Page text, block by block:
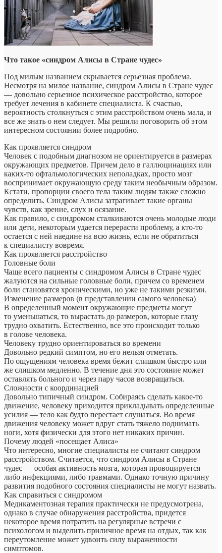
Что такое «синдром Алисы в Стране чудес»
Под милым названием скрывается серьезная проблема.
Несмотря на милое название, синдром Алисы в Стране чудес
— довольно серьезное психическое расстройство, которое
требует лечения в кабинете специалиста. К счастью,
вероятность столкнуться с этим расстройством очень мала, и
все же знать о нем следует. Мы решили поговорить об этом
интересном состоянии более подробно.
Как проявляется синдром
Человек с подобным диагнозом не ориентируется в размерах
окружающих предметов. Причем дело в галлюцинациях или
каких-то офтальмологических неполадках, просто мозг
воспринимает окружающую среду таким необычным образом.
Кстати, пропорции своего тела таким людям также сложно
определить. Синдром Алисы затрагивает такие органы
чувств, как зрение, слух и осязание.
Как правило, с синдромом сталкиваются очень молодые люди
или дети, некоторым удается перерасти проблему, а кто-то
остается с ней наедине на всю жизнь, если не обратиться
к специалисту вовремя.
Как проявляется расстройство
Головные боли
Чаще всего пациенты с синдромом Алисы в Стране чудес
жалуются на сильные головные боли, причем со временем
боли становятся хроническими, но уже не такими резкими.
Изменение размеров (в представлении самого человека)
В определенный момент окружающие предметы могут
то уменьшаться, то вырастать до размеров, которые глазу
трудно охватить. Естественно, все это происходит только
в голове человека.
Человеку трудно ориентироваться во времени
Довольно редкий симптом, но его нельзя отметать.
По ощущениям человека время бежит слишком быстро или
же слишком медленно. В течение дня это состояние может
оставлять больного и через пару часов возвращаться.
Сложности с координацией
Довольно типичный синдром. Собираясь сделать какое-то
движение, человеку приходится прикладывать определенные
усилия — тело как будто перестает слушаться. Во время
движения человеку может вдруг стать тяжело поднимать
ноги, хотя физически для этого нет никаких причин.
Почему людей «посещает Алиса»
Что интересно, многие специалисты не считают синдром
расстройством. Считается, что синдром Алисы в Стране
чудес — особая активность мозга, которая провоцируется
либо инфекциями, либо травмами. Однако точную причину
развития подобного состояния специалисты не могут назвать.
Как справиться с синдромом
Медикаментозная терапия практически не предусмотрена,
однако в случае обнаружения расстройства, придется
некоторое время потратить на регулярные встречи с
психологом и выделить приличное время на отдых, так как
переутомление может удвоить силу выраженности
симптомов.